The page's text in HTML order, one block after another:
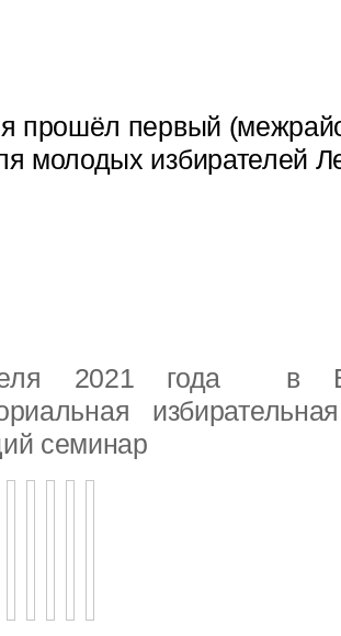
прошёл первый
молодых избирателей
2021 года в
семинар